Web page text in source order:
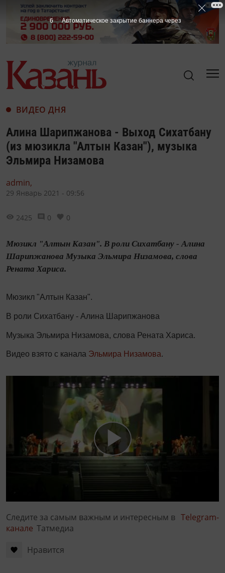
ВИДЕО ДНЯ
Алина Шарипжанова - Выход Сихатбану
(из мюзикла "Алтын Казан"), музыка
Эльмира Низамова
admin,
29 Январь 2021 - 09:56
2425 0 0
Мюзикл "Алтын Казан". В роли Сихатбану - Алина
Шарипжанова Музыка Эльмира Низамова, слова
Рената Хариса.
Мюзикл "Алтын Казан".
В роли Сихатбану - Алина Шарипжанова
Музыка Эльмира Низамова, слова Рената Хариса.
Видео взято с канала Эльмира Низамова.
Следите за самым важным и интересным в Telegram-
канале Татмедиа
Нравится
5 Автоматическое закрытие баннера через